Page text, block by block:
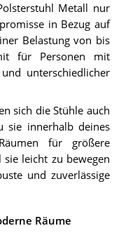
Metall nur
in Bezug auf
Belastung von bis
für Personen mit
unterschiedlicher
sich die Stühle auch
sie innerhalb deines
für größere
leicht zu bewegen
und zuverlässige
Räume